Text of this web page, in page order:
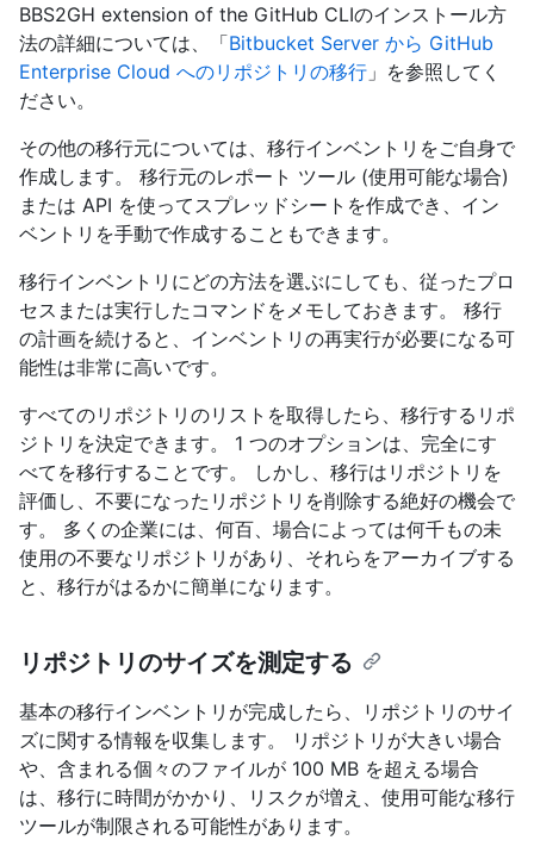
BBS2GH extension of the GitHub CLIのインストール方
法の詳細については、「Bitbucket Server から GitHub
Enterprise Cloud へのリポジトリの移行 」を参照してく
ださい。
その他の移行元については、移行インベントリをご自身で
作成します。 移行元のレポート ツール (使用可能な場合)
または API を使ってスプレッドシートを作成でき、イン
ベントリを手動で作成することもできます。
移行インベントリにどの方法を選ぶにしても、従ったプロ
セスまたは実行したコマンドをメモしておきます。 移行
の計画を続けると、インベントリの再実行が必要になる可
能性は非常に高いです。
すべてのリポジトリのリストを取得したら、移行するリポ
ジトリを決定できます。 1 つのオプションは、完全にす
べてを移行することです。 しかし、移行はリポジトリを
評価し、不要になったリポジトリを削除する絶好の機会で
す。 多くの企業には、何百、場合によっては何千もの未
使用の不要なリポジトリがあり、それらをアーカイブする
と、移行がはるかに簡単になります。
リポジトリのサイズを測定する
基本の移行インベントリが完成したら、リポジトリのサイ
ズに関する情報を収集します。 リポジトリが大きい場合
や、含まれる個々のファイルが 100 MB を超える場合
は、移行に時間がかかり、リスクが増え、使用可能な移行
ツールが制限される可能性があります。